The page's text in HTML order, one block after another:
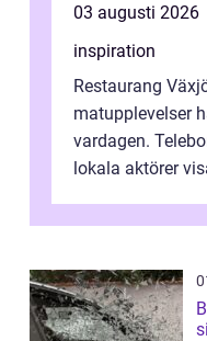
03 augusti 2026
inspiration
Restaurang
matupplevelser
vardagen.
lokala aktörer